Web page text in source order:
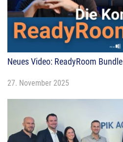
Neues Video: ReadyRoom Bundle
27. November 2025